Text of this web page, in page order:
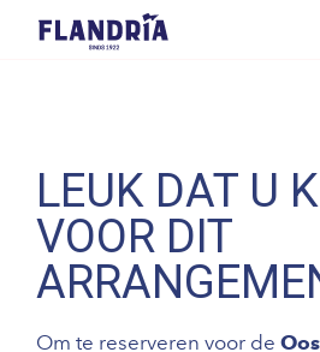
LEUK DAT U
VOOR DIT
Om te reserveren voor de